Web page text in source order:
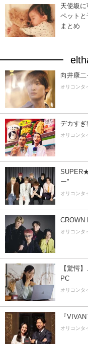
天使級
ペット
まとめ
向井康二
オリコンタ
デカす
オリコンタ
ー”
オリコンタ
CROWN
オリコンタ
【驚愕
PC
オリコンタ
『
オリコンタ